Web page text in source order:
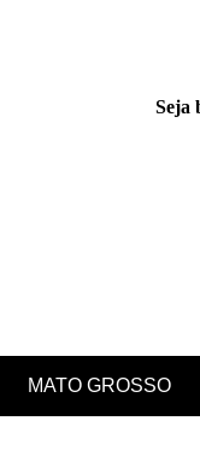
Seja
MATO GROSSO